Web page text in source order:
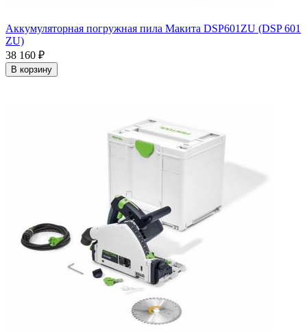
Аккумуляторная погружная пила Макита DSP601ZU (DSP 601
ZU)
38 160 ₽
В корзину